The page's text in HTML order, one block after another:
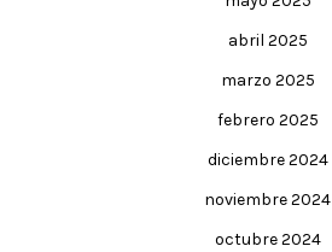
abril 2025
marzo 2025
febrero 2025
diciembre 2024
noviembre 2024
octubre 2024